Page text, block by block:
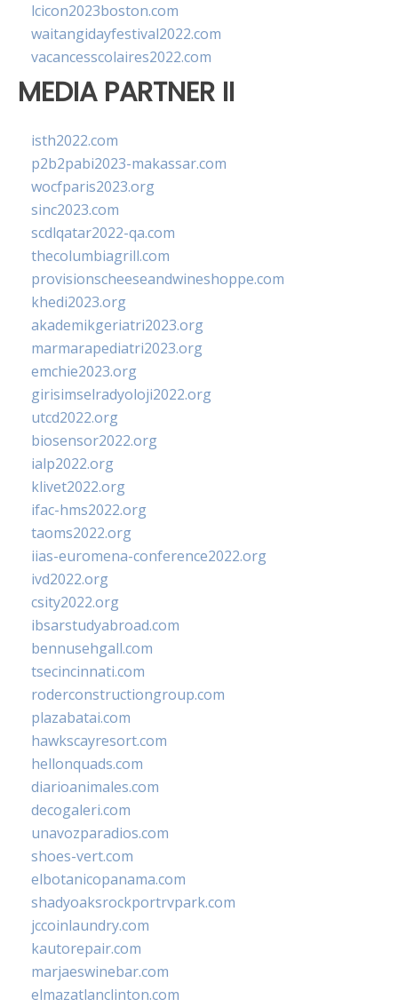
lcicon2023boston.com
waitangidayfestival2022.com
vacancesscolaires2022.com
MEDIA PARTNER II
isth2022.com
p2b2pabi2023-makassar.com
wocfparis2023.org
sinc2023.com
scdlqatar2022-qa.com
thecolumbiagrill.com
provisionscheeseandwineshoppe.com
khedi2023.org
akademikgeriatri2023.org
marmarapediatri2023.org
emchie2023.org
girisimselradyoloji2022.org
utcd2022.org
biosensor2022.org
ialp2022.org
klivet2022.org
ifac-hms2022.org
taoms2022.org
iias-euromena-conference2022.org
ivd2022.org
csity2022.org
ibsarstudyabroad.com
bennusehgall.com
tsecincinnati.com
roderconstructiongroup.com
plazabatai.com
hawkscayresort.com
hellonquads.com
diarioanimales.com
decogaleri.com
unavozparadios.com
shoes-vert.com
elbotanicopanama.com
shadyoaksrockportrvpark.com
jccoinlaundry.com
kautorepair.com
marjaeswinebar.com
elmazatlanclinton.com